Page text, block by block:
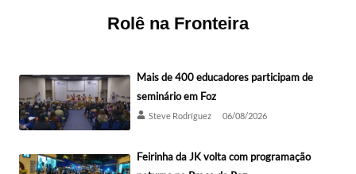
Rolê na Fronteira
Mais de 400 educadores participam de
seminário em Foz
Steve Rodríguez 06/08/2026
Feirinha da JK volta com programação